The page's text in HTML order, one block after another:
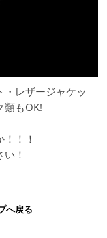
・レザージャケッ
類もOK!
！！
！
へ戻る